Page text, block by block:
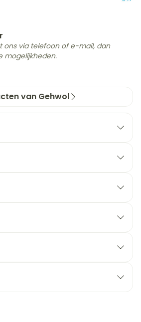
ons via telefoon of e-mail, dan
mogelijkheden.
van Gehwol